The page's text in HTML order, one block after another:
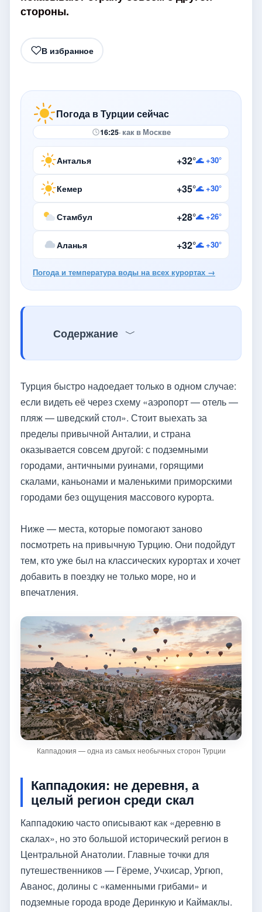
стороны.
В избранное
Погода в Турции сейчас
16:25· как в Москве
Анталья +32°🌊 +30°
Кемер +35°🌊 +30°
Стамбул +28°🌊 +26°
Аланья +32°🌊 +30°
Погода и температура воды на всех курортах →
Содержание
Турция быстро надоедает только в одном случае:
если видеть её через схему «аэропорт — отель —
пляж — шведский стол». Стоит выехать за
пределы привычной Анталии, и страна
оказывается совсем другой: с подземными
городами, античными руинами, горящими
скалами, каньонами и маленькими приморскими
городами без ощущения массового курорта.
Ниже — места, которые помогают заново
посмотреть на привычную Турцию. Они подойдут
тем, кто уже был на классических курортах и хочет
добавить в поездку не только море, но и
впечатления.
Каппадокия — одна из самых необычных сторон Турции
Каппадокия: не деревня, а
целый регион среди скал
Каппадокию часто описывают как «деревню в
скалах», но это большой исторический регион в
Центральной Анатолии. Главные точки для
путешественников — Гёреме, Учхисар, Ургюп,
Аванос, долины с «каменными грибами» и
подземные города вроде Деринкую и Каймаклы.